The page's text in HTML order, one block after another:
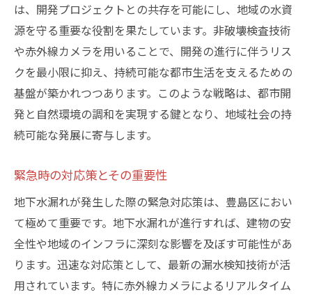
は、開発プロジェクトとの共存を可能にし、地域の水資
源を守る重要な役割を果たしています。非破壊検査技術
や赤外線カメラを用いることで、開発の進行に伴うリス
クを最小限に抑え、持続可能な都市生活を支えるための
基盤が築かれつつあります。このような戦略は、都市開
発と自然環境の調和を実現する鍵となり、地域社会の持
続可能な発展に寄与します。
緊急時の対応策とその重要性
地下水漏れが発生した際の緊急対応策は、豊島区におい
て極めて重要です。地下水漏れが進行すれば、建物の安
全性や地域のインフラに深刻な影響を及ぼす可能性があ
ります。迅速な対応策として、最新の漏水検知技術が活
用されています。特に赤外線カメラによるリアルタイム